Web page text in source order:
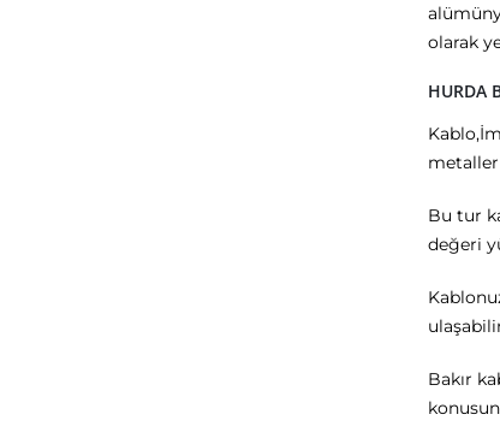
olarak
HURDA
Bu tur
değeri
Bakır